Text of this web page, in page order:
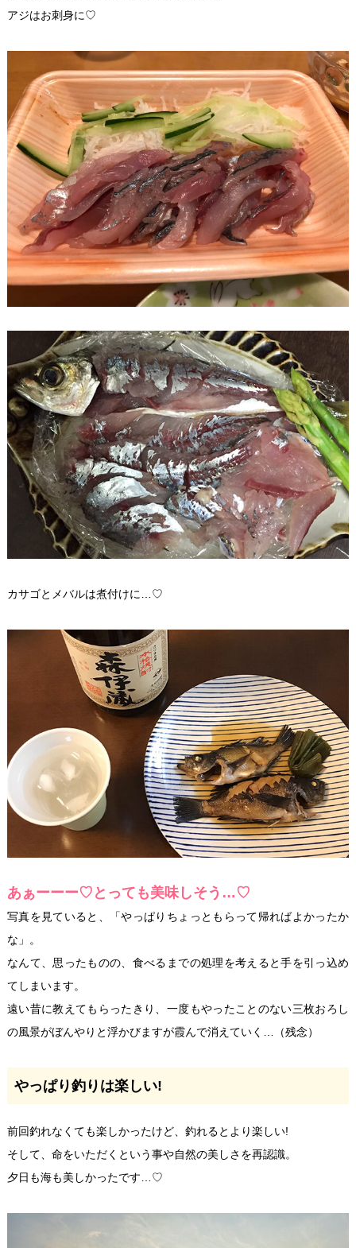
アジはお刺身に♡
カサゴとメバルは煮付けに…♡
あぁーーー♡とっても美味しそう…♡
写真を見ていると、「やっぱりちょっともらって帰ればよかったか
な」。
なんて、思ったものの、食べるまでの処理を考えると手を引っ込め
てしまいます。
遠い昔に教えてもらったきり、一度もやったことのない三枚おろし
の風景がぼんやりと浮かびますが霞んで消えていく…（残念）
やっぱり釣りは楽しい!
前回釣れなくても楽しかったけど、釣れるとより楽しい!
そして、命をいただくという事や自然の美しさを再認識。
夕日も海も美しかったです…♡